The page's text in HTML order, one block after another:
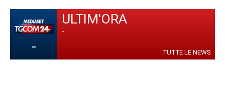
-
ULTIM'ORA
-
TUTTE LE NEWS